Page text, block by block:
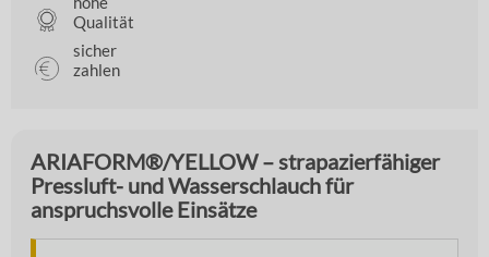
Qualität
sicher
zahlen
ARIAFORM®/YELLOW – strapazierfähiger
Pressluft- und Wasserschlauch für
anspruchsvolle Einsätze